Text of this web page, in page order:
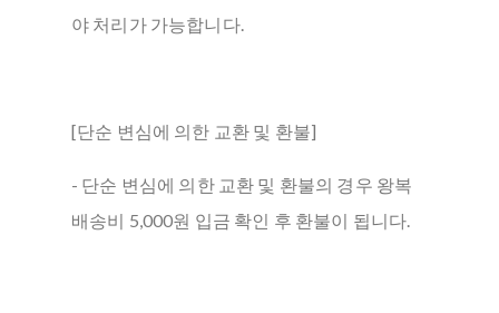
야 처리가 가능합니다.
[단순 변심에 의한 교환 및 환불]
- 단순 변심에 의한 교환 및 환불의 경우 왕복
배송비 5,000원 입금 확인 후 환불이 됩니다.